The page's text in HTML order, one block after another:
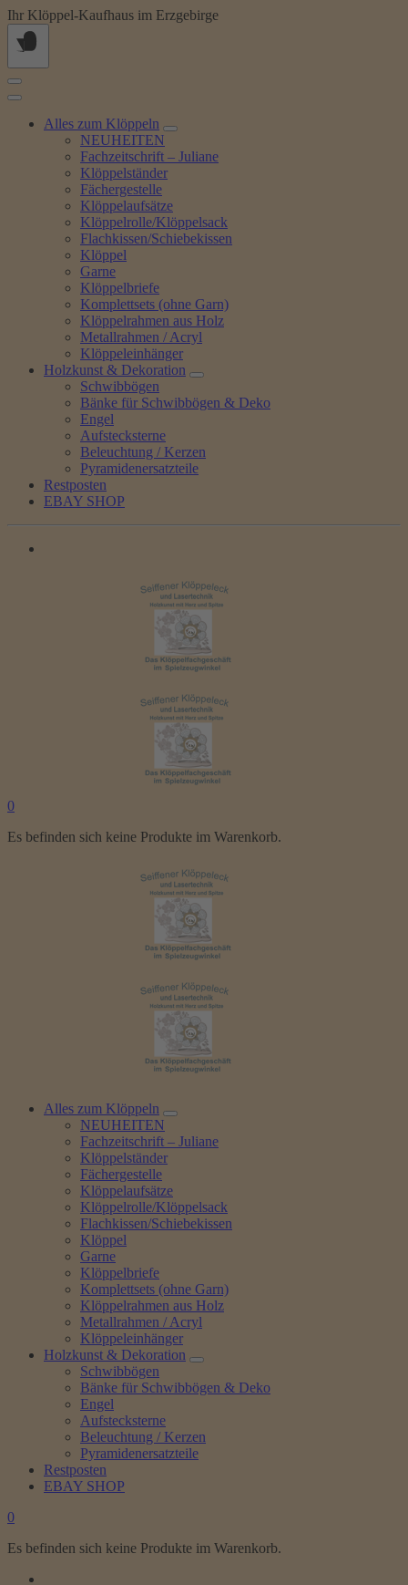
Springe
zum
Inhalt
Ihr Klöppel-Kaufhaus im Erzgebirge
Alles zum Klöppeln
NEUHEITEN
Fachzeitschrift – Juliane
Klöppelständer
Fächergestelle
Klöppelaufsätze
Klöppelrolle/Klöppelsack
Flachkissen/Schiebekissen
Klöppel
Garne
Klöppelbriefe
Komplettsets (ohne Garn)
Klöppelrahmen aus Holz
Metallrahmen / Acryl
Klöppeleinhänger
Holzkunst & Dekoration
Schwibbögen
Bänke für Schwibbögen & Deko
Engel
Aufstecksterne
Beleuchtung / Kerzen
Pyramidenersatzteile
Restposten
EBAY SHOP
0
Es befinden sich keine Produkte im Warenkorb.
Alles zum Klöppeln
NEUHEITEN
Fachzeitschrift – Juliane
Klöppelständer
Fächergestelle
Klöppelaufsätze
Klöppelrolle/Klöppelsack
Flachkissen/Schiebekissen
Klöppel
Garne
Klöppelbriefe
Komplettsets (ohne Garn)
Klöppelrahmen aus Holz
Metallrahmen / Acryl
Klöppeleinhänger
Holzkunst & Dekoration
Schwibbögen
Bänke für Schwibbögen & Deko
Engel
Aufstecksterne
Beleuchtung / Kerzen
Pyramidenersatzteile
Restposten
EBAY SHOP
0
Es befinden sich keine Produkte im Warenkorb.